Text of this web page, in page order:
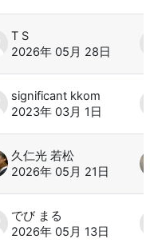
T S
2026年 05月 28日
significant kkom
2023年 03月 1日
久仁光 若松
2026年 05月 21日
でび まる
2026年 05月 13日